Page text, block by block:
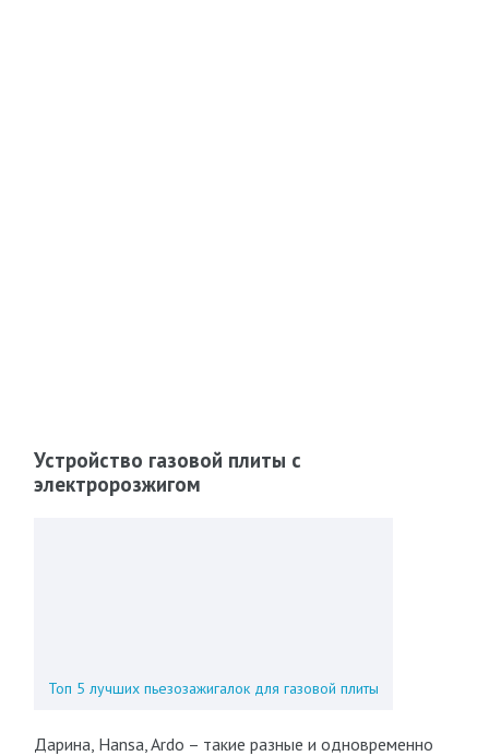
Устройство газовой плиты с
электророзжигом
Топ 5 лучших пьезозажигалок для газовой плиты
Дарина, Hansa, Ardo – такие разные и одновременно